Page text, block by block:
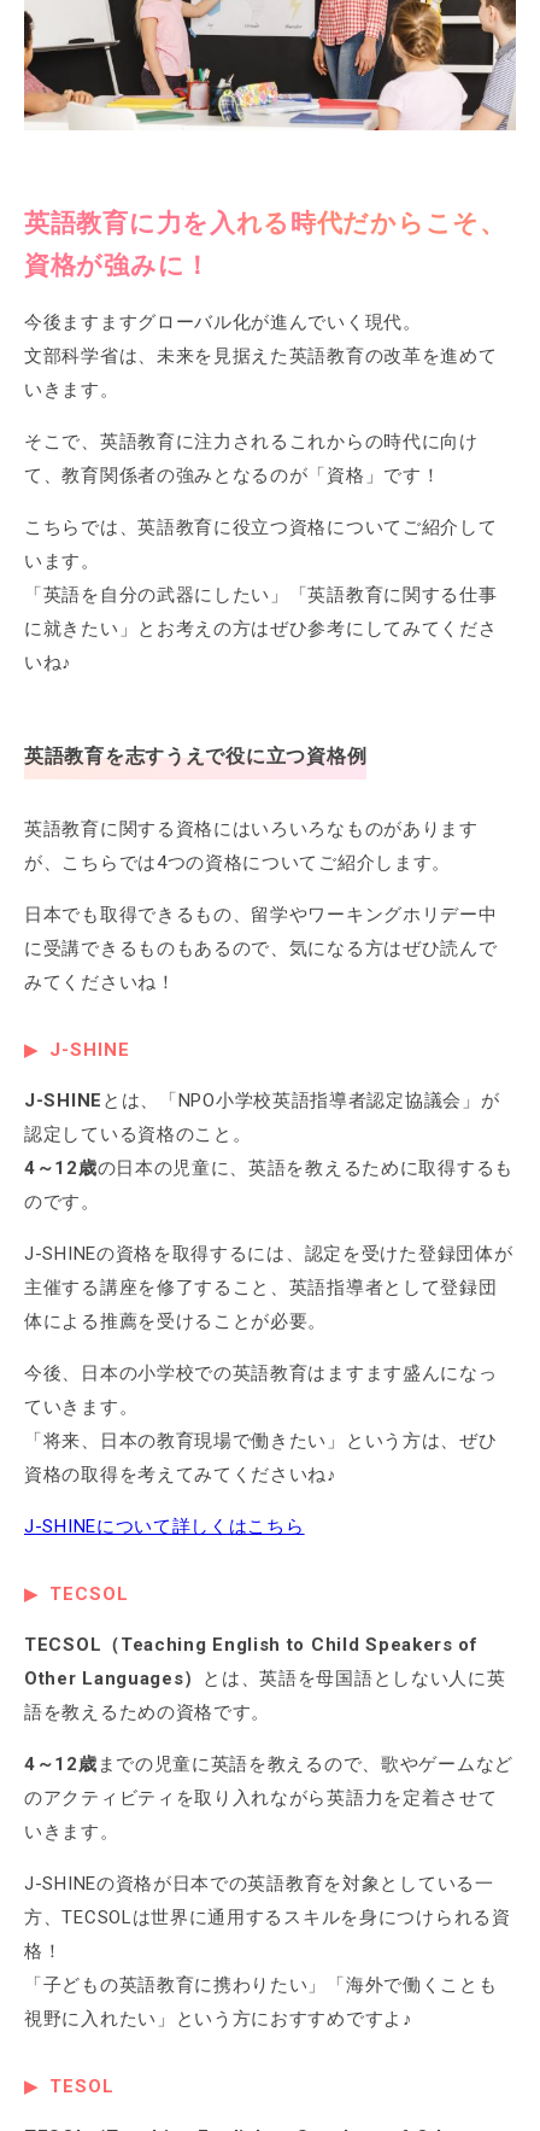
英語教育に力を入れる時代だからこそ、
資格が強みに！
今後ますますグローバル化が進んでいく現代。
文部科学省は、未来を見据えた英語教育の改革を進めて
いきます。
そこで、英語教育に注力されるこれからの時代に向け
て、教育関係者の強みとなるのが「資格」です！
こちらでは、英語教育に役立つ資格についてご紹介して
います。
「英語を自分の武器にしたい」「英語教育に関する仕事
に就きたい」とお考えの方はぜひ参考にしてみてくださ
いね♪
英語教育を志すうえで役に立つ資格例
英語教育に関する資格にはいろいろなものがあります
が、こちらでは4つの資格についてご紹介します。
日本でも取得できるもの、留学やワーキングホリデー中
に受講できるものもあるので、気になる方はぜひ読んで
みてくださいね！
J-SHINE
J-SHINE とは、「NPO小学校英語指導者認定協議会」が
認定している資格のこと。
4～12歳の日本の児童に、英語を教えるために取得するも
のです。
J-SHINEの資格を取得するには、認定を受けた登録団体が
主催する講座を修了すること、英語指導者として登録団
体による推薦を受けることが必要。
今後、日本の小学校での英語教育はますます盛んになっ
ていきます。
「将来、日本の教育現場で働きたい」という方は、ぜひ
資格の取得を考えてみてくださいね♪
J-SHINEについて詳しくはこちら
TECSOL
TECSOL（Teaching English to Child Speakers of
Other Languages） とは、英語を母国語としない人に英
語を教えるための資格です。
4～12歳 までの児童に英語を教えるので、歌やゲームなど
のアクティビティを取り入れながら英語力を定着させて
いきます。
J-SHINEの資格が日本での英語教育を対象としている一
方、TECSOLは世界に通用するスキルを身につけられる資
格！
「子どもの英語教育に携わりたい」「海外で働くことも
視野に入れたい」という方におすすめですよ♪
TESOL